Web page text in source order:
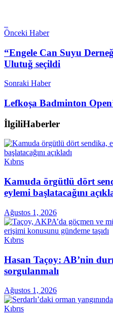
Önceki Haber
“Engele Can Suyu
Ulutuğ seçildi
Sonraki Haber
Lefkoşa Badminton
İlgiliHaberler
Kıbrıs
Kamuda örgütlü dört
eylemi başlatacağını
Ağustos 1, 2026
Kıbrıs
Hasan Taçoy: AB’nin
sorgulanmalı
Ağustos 1, 2026
Kıbrıs